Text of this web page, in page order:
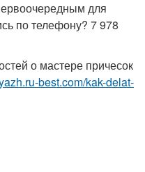
для
по телефону? 7 978
о мастере причесок
best.com/kak-delat-